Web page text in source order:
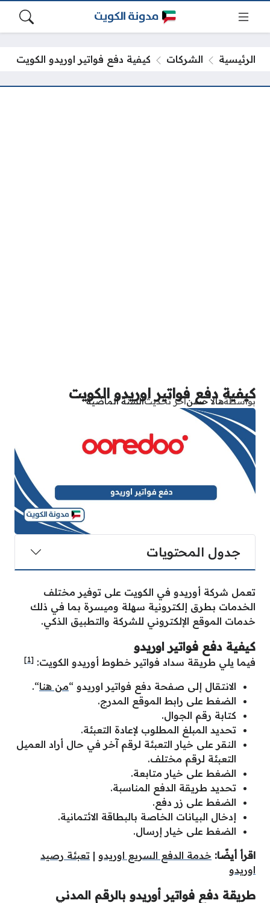
الرئيسية الشركات كيفية دفع فواتير اوريدو الكويت
كيفية دفع فواتير اوريدو الكويت
بواسطةهالا حسنآخر تحديثالسنة الماضية
جدول المحتويات
تعمل شركة أوريدو في الكويت على توفير مختلف
الخدمات بطرق إلكترونية سهلة وميسرة بما في ذلك
خدمات الموقع الإلكتروني للشركة والتطبيق الذكي.
كيفية دفع فواتير اوريدو
فيما يلي طريقة سداد فواتير خطوط أوريدو الكويت: [1]
الانتقال إلى صفحة دفع فواتير اوريدو “من هنا“.
الضغط على رابط الموقع المدرج.
كتابة رقم الجوال.
تحديد المبلغ المطلوب لإعادة التعبئة.
النقر على خيار التعبئة لرقم آخر في حال أراد العميل
التعبئة لرقم مختلف.
الضغط على خيار متابعة.
تحديد طريقة الدفع المناسبة.
الضغط على زر دفع.
إدخال البيانات الخاصة بالبطاقة الائتمانية.
الضغط على خيار إرسال.
اقرأ أيضًا: خدمة الدفع السريع اوريدو | تعبئة رصيد
اوريدو
طريقة دفع فواتير أوريدو بالرقم المدني